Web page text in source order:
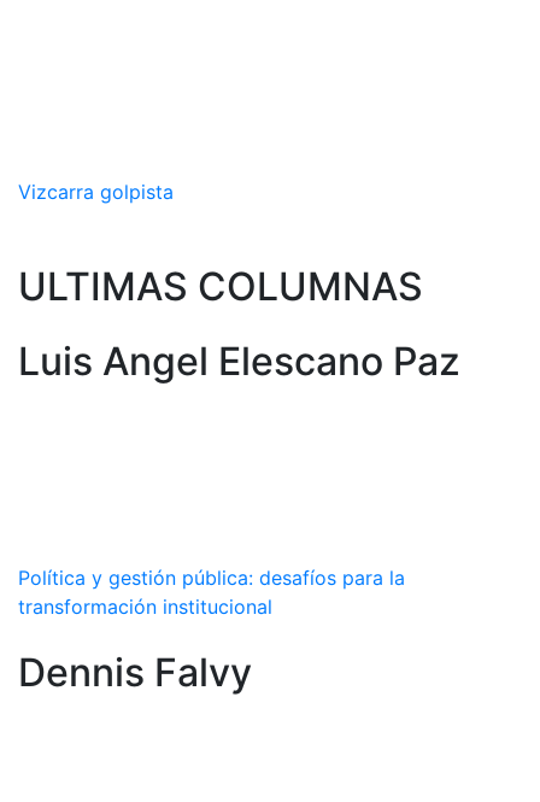
Vizcarra golpista
ULTIMAS COLUMNAS
Luis Angel Elescano Paz
Política y gestión pública: desafíos para la
transformación institucional
Dennis Falvy